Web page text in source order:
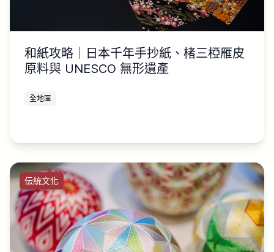
和紙攻略｜日本千年手抄紙、楮三椏雁皮
原料與 UNESCO 無形遺產
全地區
伝統文化